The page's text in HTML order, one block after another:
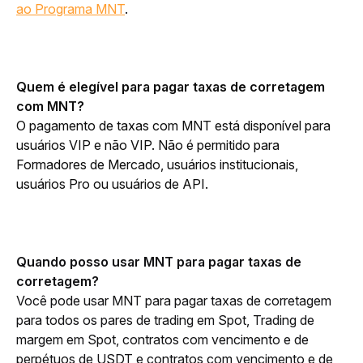
ao Programa MNT.
Quem é elegível para pagar taxas de corretagem
com MNT?
O pagamento de taxas com MNT está disponível para
usuários VIP e não VIP. Não é permitido para
Formadores de Mercado, usuários institucionais,
usuários Pro ou usuários de API.
Quando posso usar MNT para pagar taxas de
corretagem?
Você pode usar MNT para pagar taxas de corretagem
para todos os pares de trading em Spot, Trading de
margem em Spot, contratos com vencimento e de
perpétuos de USDT e contratos com vencimento e de